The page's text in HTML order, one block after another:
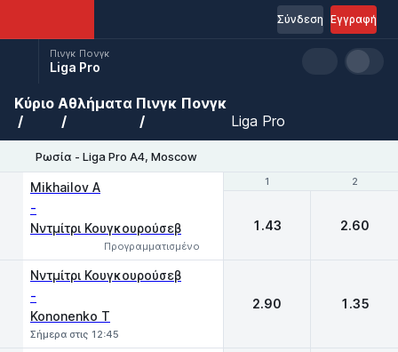
Εγγραφή
Σύνδεση
Πινγκ Πονγκ
Liga Pro
Κύριο Αθλήματα Πινγκ Πονγκ
Liga Pro
Ρωσία - Liga Pro A4, Moscow
1 2
Mikhailov A
-
Νντμίτρι Κουγκουρούσεβ
Προγραμματισμένο
1 2
1.43 2.60
Νντμίτρι Κουγκουρούσεβ
-
Kononenko T
Σήμερα στις 12:45
2.90 1.35